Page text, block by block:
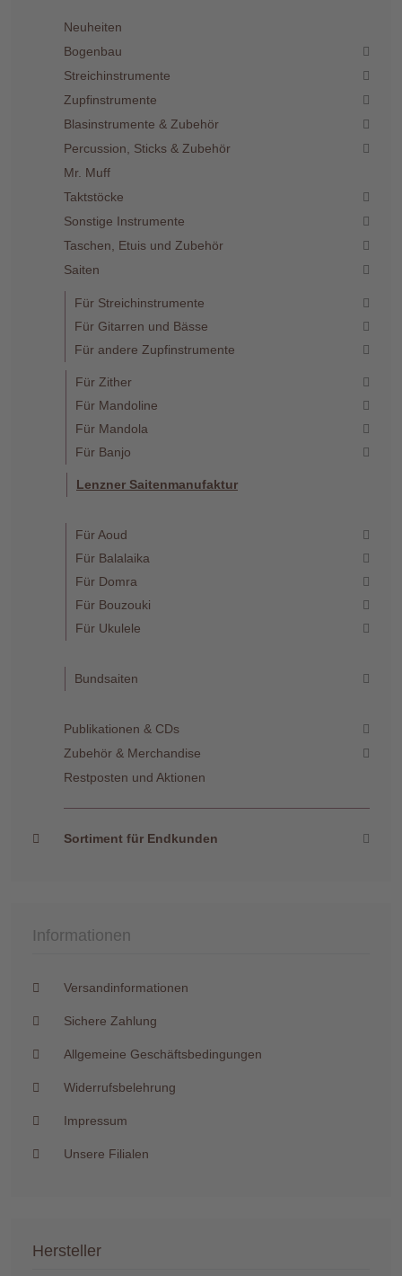
Neuheiten
Bogenbau
Streichinstrumente
Zupfinstrumente
Blasinstrumente & Zubehör
Percussion, Sticks & Zubehör
Mr. Muff
Taktstöcke
Sonstige Instrumente
Taschen, Etuis und Zubehör
Saiten
Für Streichinstrumente
Für Gitarren und Bässe
Für andere Zupfinstrumente
Für Zither
Für Mandoline
Für Mandola
Für Banjo
Lenzner Saitenmanufaktur
Für Aoud
Für Balalaika
Für Domra
Für Bouzouki
Für Ukulele
Bundsaiten
Publikationen & CDs
Zubehör & Merchandise
Restposten und Aktionen
Sortiment für Endkunden
Informationen
Versandinformationen
Sichere Zahlung
Allgemeine Geschäftsbedingungen
Widerrufsbelehrung
Impressum
Unsere Filialen
Hersteller